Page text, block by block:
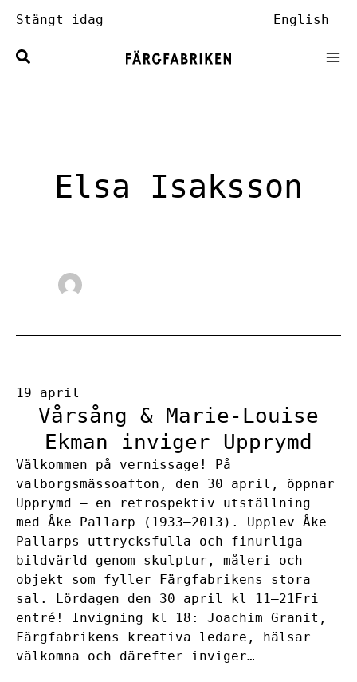
till
innehåll
Stängt idag English
Elsa Isaksson
19 april
Vårsång & Marie-Louise
Ekman inviger Upprymd
Välkommen på vernissage! På
valborgsmässoafton, den 30 april, öppnar
Upprymd – en retrospektiv utställning
med Åke Pallarp (1933–2013). Upplev Åke
Pallarps uttrycksfulla och finurliga
bildvärld genom skulptur, måleri och
objekt som fyller Färgfabrikens stora
sal. Lördagen den 30 april kl 11–21Fri
entré! Invigning kl 18: Joachim Granit,
Färgfabrikens kreativa ledare, hälsar
välkomna och därefter inviger…